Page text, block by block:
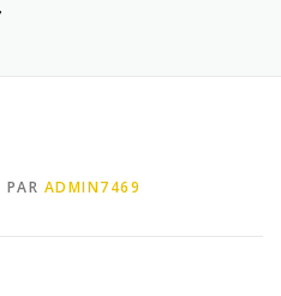
CONTACT
PAR ADMIN7469